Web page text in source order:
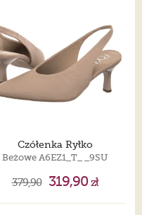
Czółenka Ryłko
Beżowe A6EZ1_T_ _9SU
379,90 319,90zł